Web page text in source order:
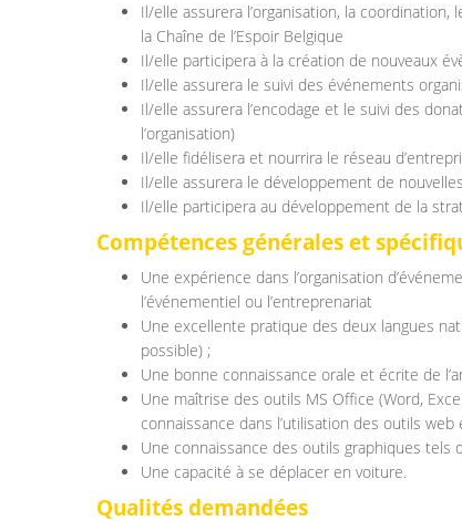
Il/elle assurera l’organisation, la
la Chaîne de l’Espoir Belgique
Il/elle participera à la création de nouveaux
Il/elle assurera le suivi des événements
Il/elle assurera l’encodage et le suivi des
l’organisation)
Il/elle fidélisera et nourrira le réseau
Il/elle assurera le développement de
Il/elle participera au développement de la
Compétences générales et
Une expérience dans l’organisation
l’événementiel ou l’entreprenariat
Une excellente pratique des deux langues
possible) ;
Une bonne connaissance orale et écrite de
Une maîtrise des outils MS Office (Word,
connaissance dans l’utilisation des outils web
Une connaissance des outils graphiques tels
Une capacité à se déplacer en voiture.
Qualités demandées